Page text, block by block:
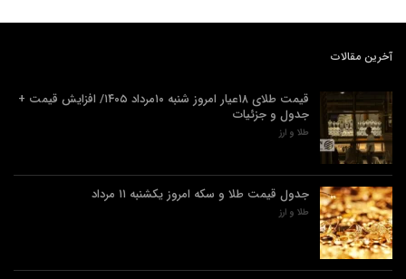
آخرین مقالات
قیمت طلای ۱۸عیار امروز شنبه ۱۰مرداد ۱۴۰۵/ افزایش قیمت +
جدول و جزئیات
طلا و ارز
جدول قیمت طلا و سکه امروز یکشنبه ۱۱ مرداد
طلا و ارز